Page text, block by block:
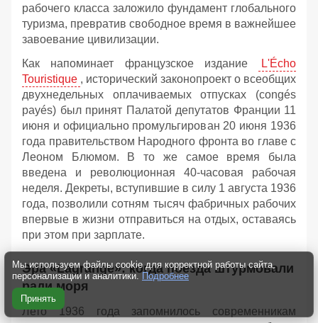
рабочего класса заложило фундамент глобального
туризма, превратив свободное время в важнейшее
завоевание цивилизации.
Как напоминает французское издание
L'Écho
Touristique , исторический законопроект о всеобщих
двухнедельных оплачиваемых отпусках (congés
payés) был принят Палатой депутатов Франции 11
июня и официально промульгирован 20 июня 1936
года правительством Народного фронта во главе с
Леоном Блюмом. В то же самое время была
введена и революционная 40-часовая рабочая
неделя. Декреты, вступившие в силу 1 августа 1936
года, позволили сотням тысяч фабричных рабочих
впервые в жизни отправиться на отдых, оставаясь
при этом при зарплате.
Эра «Lagrange»: когда поезда штурмовали
ради моря
Лето 1936 года запомнилось современникам
Мы используем файлы cookie для корректной работы сайта,
персонализации и аналитики. Подробнее
Принять